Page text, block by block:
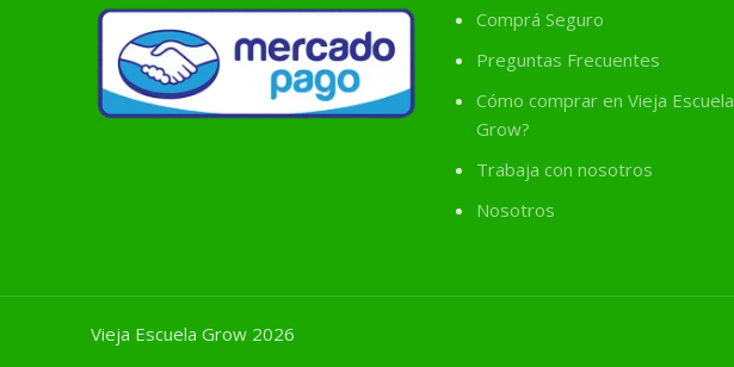
Comprá Seguro
Preguntas Frecuentes
Cómo comprar en Vieja Escuela
Grow?
Trabaja con nosotros
Nosotros
Vieja Escuela Grow 2026